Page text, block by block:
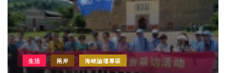
生活 兩岸 海峽論壇專區